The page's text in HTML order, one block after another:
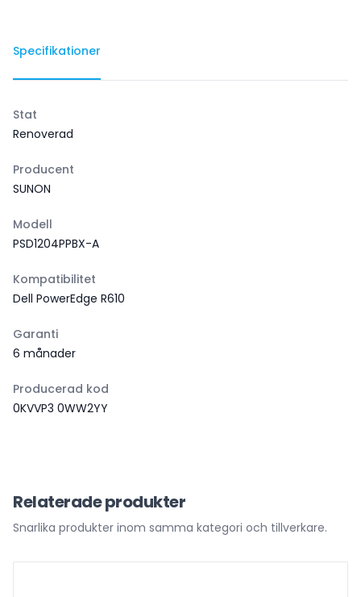
Specifikationer
Stat
Renoverad
Producent
SUNON
Modell
PSD1204PPBX-A
Kompatibilitet
Dell PowerEdge R610
Garanti
6 månader
Producerad kod
0KVVP3 0WW2YY
Relaterade produkter
Snarlika produkter inom samma kategori och tillverkare.